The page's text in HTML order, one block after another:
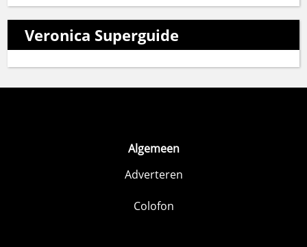
Veronica Superguide
Algemeen
Adverteren
Colofon